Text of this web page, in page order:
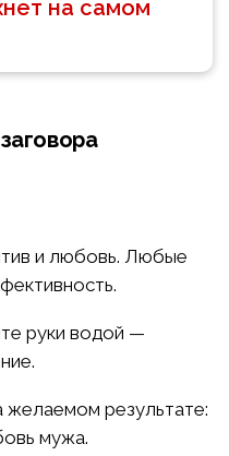
на самом
и любовь. Любые
руки водой —
желаемом результате:
мужа.